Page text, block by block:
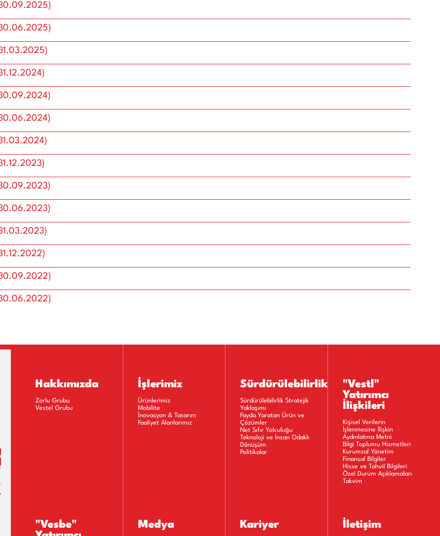
Hakkımızda
Zorlu Grubu
Vestel Grubu
İşlerimiz
Ürünlerimiz
Mobilite
İnovasyon & Tasarım
Faaliyet Alanlarımız
Sürdürülebilirlik
Sürdürülebilirlik Stratejik
Yaklaşımı
Fayda Yaratan Ürün ve
Çözümler
Net Sıfır Yolculuğu
Teknoloji ve İnsan Odaklı
Dönüşüm
Politikalar
"Vestl"
Yatırımcı
İlişkileri
Kişisel Verilerin
İşlenmesine İlişkin
Aydınlatma Metni
Bilgi Toplumu Hizmetleri
Kurumsal Yönetim
Finansal Bilgiler
Hisse ve Tahvil Bilgileri
Özel Durum Açıklamaları
Takvim
"Vesbe"
Medya Kariyer İletişim